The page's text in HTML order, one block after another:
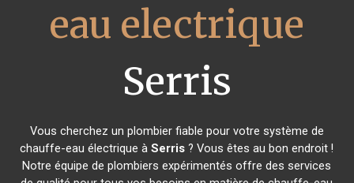
eau electrique
Serris
Vous cherchez un plombier fiable pour votre système de
chauffe-eau électrique àSerris ? Vous êtes au bon endroit !
Notre équipe de plombiers expérimentés offre des services